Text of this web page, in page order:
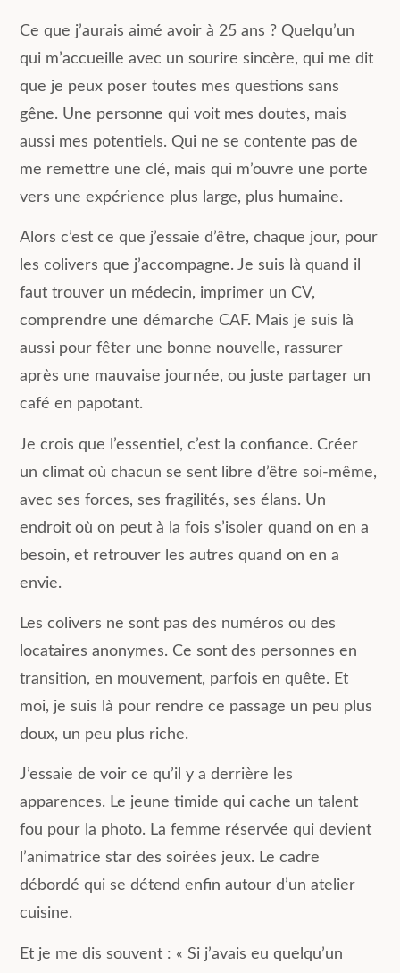
Ce que j’aurais aimé avoir à 25 ans ? Quelqu’un
qui m’accueille avec un sourire sincère, qui me dit
que je peux poser toutes mes questions sans
gêne. Une personne qui voit mes doutes, mais
aussi mes potentiels. Qui ne se contente pas de
me remettre une clé, mais qui m’ouvre une porte
vers une expérience plus large, plus humaine.
Alors c’est ce que j’essaie d’être, chaque jour, pour
les colivers que j’accompagne. Je suis là quand il
faut trouver un médecin, imprimer un CV,
comprendre une démarche CAF. Mais je suis là
aussi pour fêter une bonne nouvelle, rassurer
après une mauvaise journée, ou juste partager un
café en papotant.
Je crois que l’essentiel, c’est la confiance. Créer
un climat où chacun se sent libre d’être soi-même,
avec ses forces, ses fragilités, ses élans. Un
endroit où on peut à la fois s’isoler quand on en a
besoin, et retrouver les autres quand on en a
envie.
Les colivers ne sont pas des numéros ou des
locataires anonymes. Ce sont des personnes en
transition, en mouvement, parfois en quête. Et
moi, je suis là pour rendre ce passage un peu plus
doux, un peu plus riche.
J’essaie de voir ce qu’il y a derrière les
apparences. Le jeune timide qui cache un talent
fou pour la photo. La femme réservée qui devient
l’animatrice star des soirées jeux. Le cadre
débordé qui se détend enfin autour d’un atelier
cuisine.
Et je me dis souvent : « Si j’avais eu quelqu’un